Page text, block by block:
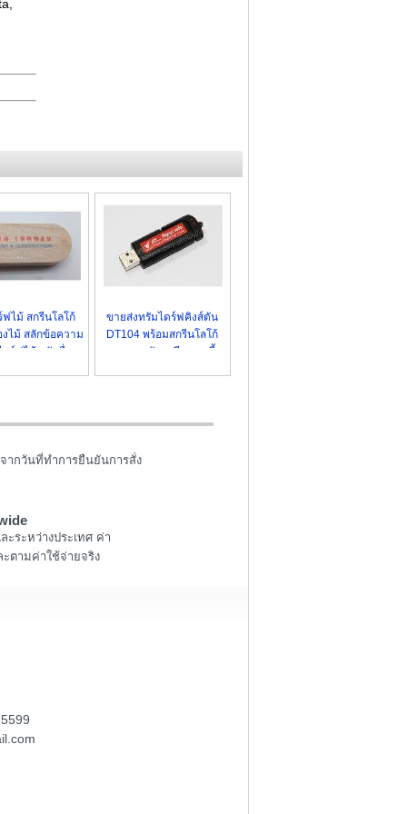
ไม้ สกรีนโลโก้
ไม้ สลักข้อความ
ดร์ฟไม้ สลักชื่อ
ขายส่งทรัมไดร์ฟคิงส์ตัน
DT104 พร้อมสกรีนโลโก้
ราคาถูก รับสกรีนแฮนดี้
ากวันที่ทำการยืนยันการสั่ง
ะระหว่างประเทศ ค่า
ตามค่าใช้จ่ายจริง